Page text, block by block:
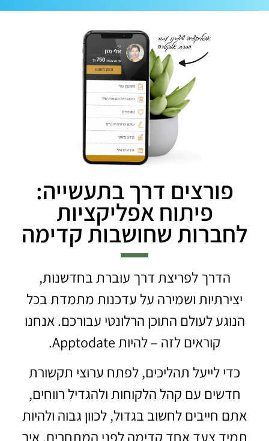
פורצים דרך בתעשייה:
פיתוח אפליקציות
לחברות שחושבות קדימה
הדרך לפריצת דרך עוברת בחדשנות,
יצירתיות ושמירה על עדכנות מתמדת בכל
הנוגע לעולם התוכן הרלונטי עבורכם. אנחנו
קוראים לזה – להיות Apptodate.
כדי לייעל תהליכים, לפתח ערוצי תקשורת
חדשים עם קהל הלקוחות ולהגדיל רווחים,
אתם חייבים לחשוב בגדול, לכוון גבוה ולהיות
תמיד צעד אחד קדימה לפני המתחרים. איך